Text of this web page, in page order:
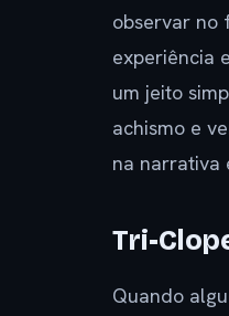
observar no
experiência
um jeito
achismo e
na narrativa
Tri-
Quando